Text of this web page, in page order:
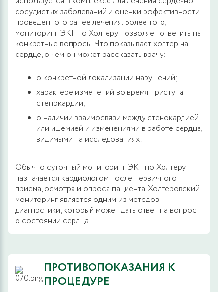
сосудистых заболеваний и оценки эффективности
проведенного ранее лечения. Более того,
мониторинг ЭКГ по Холтеру позволяет ответить на
конкретные вопросы. Что показывает холтер на
сердце, о чем он может рассказать врачу:
о конкретной локализации нарушений;
характере изменений во время приступа
стенокардии;
о наличии взаимосвязи между стенокардией
или ишемией и изменениями в работе сердца,
видимыми на исследованиях.
Обычно суточный мониторинг ЭКГ по Холтеру
назначается кардиологом после первичного
приема, осмотра и опроса пациента. Холтеровский
мониторинг является одним из методов
диагностики, который может дать ответ на вопрос
о состоянии сердца.
ПРОТИВОПОКАЗАНИЯ К
ПРОЦЕДУРЕ